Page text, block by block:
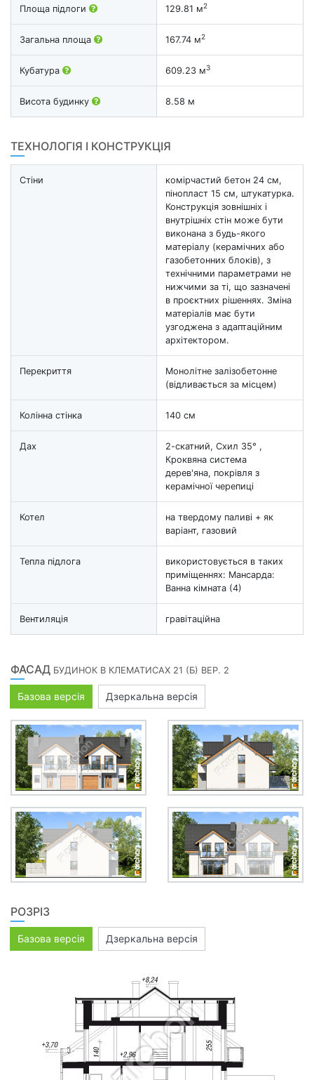
Площа підлоги 129.81 м2
Загальна площа 167.74 м2
Кубатура 609.23 м3
Висота будинку 8.58 м
ТЕХНОЛОГІЯ І КОНСТРУКЦІЯ
Стіни
комірчастий бетон 24 см,
пінопласт 15 см, штукатурка.
Конструкція зовнішніх і
внутрішніх стін може бути
виконана з будь-якого
матеріалу (керамічних або
газобетонних блоків), з
технічними параметрами не
нижчими за ті, що зазначені
в проєктних рішеннях. Зміна
матеріалів має бути
узгоджена з адаптаційним
архітектором.
Перекриття
Монолітне залізобетонне
(відливається за місцем)
Колінна стінка 140 см
Дах
2-скатний, Схил 35° ,
Кроквяна система
дерев'яна, покрівля з
керамічної черепиці
Котел
на твердому паливі + як
варіант, газовий
Тепла підлога
використовується в таких
приміщеннях: Мансарда:
Ванна кімната (4)
Вентиляція гравітаційна
ФАСАД БУДИНОК В КЛЕМАТИСАХ 21 (Б) ВЕР. 2
Базова версія Дзеркальна версія
РОЗРІЗ
Базова версія Дзеркальна версія